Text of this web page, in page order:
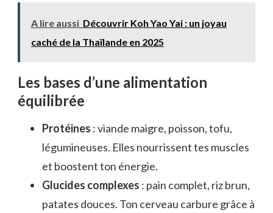
A lire aussi Découvrir Koh Yao Yai : un joyau
caché de la Thaïlande en 2025
Les bases d’une alimentation
équilibrée
Protéines : viande maigre, poisson, tofu,
légumineuses. Elles nourrissent tes muscles
et boostent ton énergie.
Glucides complexes : pain complet, riz brun,
patates douces. Ton cerveau carbure grâce à